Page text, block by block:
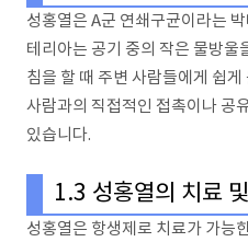
성홍열은 A군 연쇄구균이라는
테리아는 공기 중의 작은 물방울
침을 할 때 주변 사람들에게 쉽
사람과의 직접적인 접촉이나 공
있습니다.
1.3 성홍열의 치료
성홍열은 항생제로 치료가 가능